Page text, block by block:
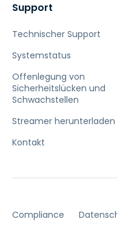
Support
Technischer Support
Systemstatus
Offenlegung von
Sicherheitslücken und
Schwachstellen
Streamer herunterladen
Kontakt
Compliance